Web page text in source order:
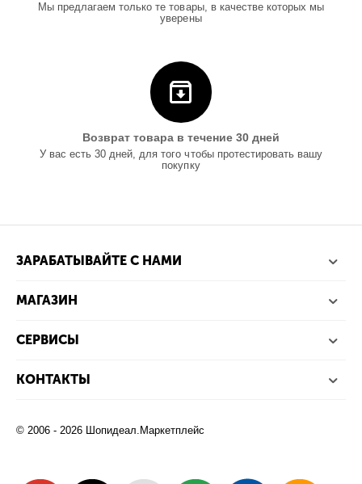
Мы предлагаем только те товары, в качестве которых мы
уверены
Возврат товара в течение 30 дней
У вас есть 30 дней, для того чтобы протестировать вашу
покупку
ЗАРАБАТЫВАЙТЕ С НАМИ
МАГАЗИН
СЕРВИСЫ
КОНТАКТЫ
© 2006 - 2026 Шопидеал.Маркетплейс